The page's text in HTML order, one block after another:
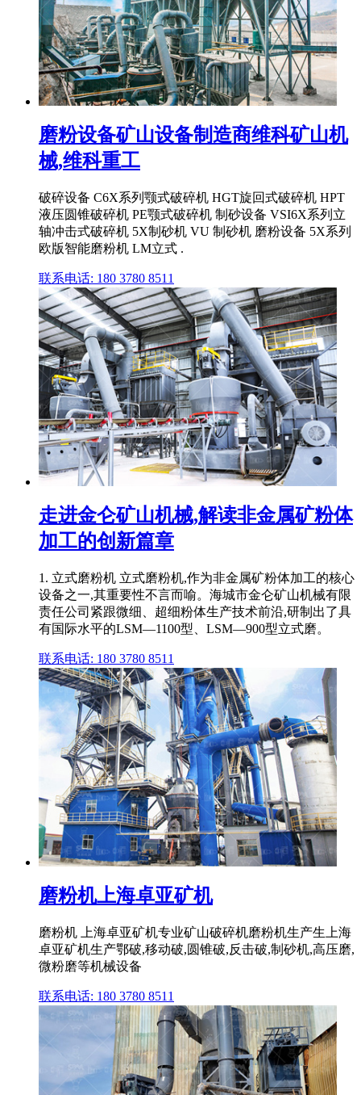
磨粉设备矿山设备制造商维科矿山机
械,维科重工
破碎设备 C6X系列颚式破碎机 HGT旋回式破碎机 HPT
液压圆锥破碎机 PE颚式破碎机 制砂设备 VSI6X系列立
轴冲击式破碎机 5X制砂机 VU 制砂机 磨粉设备 5X系列
欧版智能磨粉机 LM立式 .
联系电话: 180 3780 8511
走进金仑矿山机械,解读非金属矿粉体
加工的创新篇章
1. 立式磨粉机 立式磨粉机,作为非金属矿粉体加工的核心
设备之一,其重要性不言而喻。海城市金仑矿山机械有限
责任公司紧跟微细、超细粉体生产技术前沿,研制出了具
有国际水平的LSM—1100型、LSM—900型立式磨。
联系电话: 180 3780 8511
磨粉机上海卓亚矿机
磨粉机 上海卓亚矿机专业矿山破碎机磨粉机生产生上海
卓亚矿机生产鄂破,移动破,圆锥破,反击破,制砂机,高压磨,
微粉磨等机械设备
联系电话: 180 3780 8511